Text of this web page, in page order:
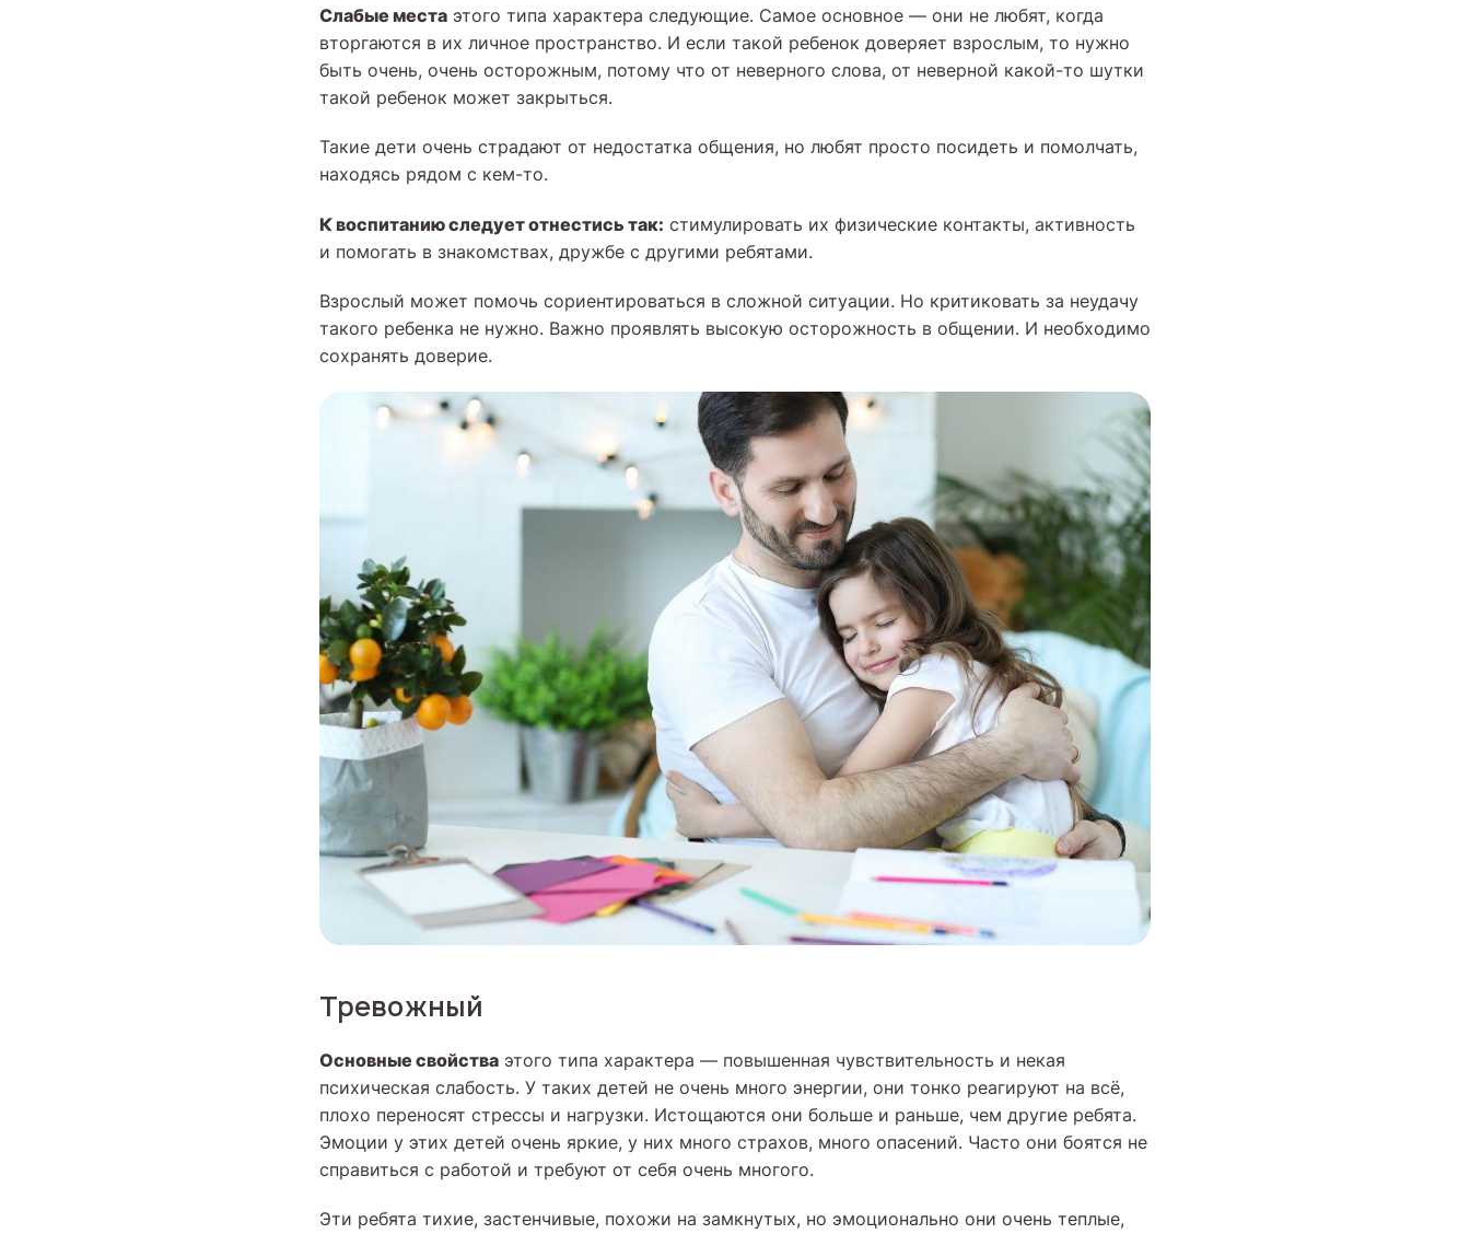
Слабые места этого типа характера следующие. Самое основное — они не любят, когда
вторгаются в их личное пространство. И если такой ребенок доверяет взрослым, то нужно
быть очень, очень осторожным, потому что от неверного слова, от неверной какой-то шутки
такой ребенок может закрыться.
Такие дети очень страдают от недостатка общения, но любят просто посидеть и помолчать,
находясь рядом с кем-то.
К воспитанию следует отнестись так: стимулировать их физические контакты, активность
и помогать в знакомствах, дружбе с другими ребятами.
Взрослый может помочь сориентироваться в сложной ситуации. Но критиковать за неудачу
такого ребенка не нужно. Важно проявлять высокую осторожность в общении. И необходимо
сохранять доверие.
Тревожный
Основные свойства этого типа характера — повышенная чувствительность и некая
психическая слабость. У таких детей не очень много энергии, они тонко реагируют на всё,
плохо переносят стрессы и нагрузки. Истощаются они больше и раньше, чем другие ребята.
Эмоции у этих детей очень яркие, у них много страхов, много опасений. Часто они боятся не
справиться с работой и требуют от себя очень многого.
Эти ребята тихие, застенчивые, похожи на замкнутых, но эмоционально они очень теплые,